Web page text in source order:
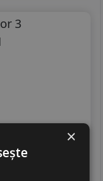
3
25%
×